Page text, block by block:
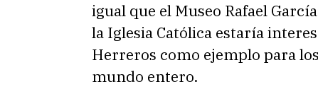
igual que el Museo Rafael
la Iglesia Católica estaría
Herreros como ejemplo para
mundo entero.